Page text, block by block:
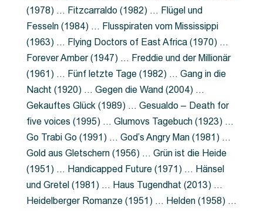
(1978) … Fitzcarraldo (1982) … Flügel und
Fesseln (1984) … Flusspiraten vom Mississippi
(1963) … Flying Doctors of East Africa (1970) …
Forever Amber (1947) … Freddie und der Millionär
(1961) … Fünf letzte Tage (1982) … Gang in die
Nacht (1920) … Gegen die Wand (2004) …
Gekauftes Glück (1989) … Gesualdo – Death for
five voices (1995) … Glumovs Tagebuch (1923) …
Go Trabi Go (1991) … God’s Angry Man (1981) …
Gold aus Gletschern (1956) … Grün ist die Heide
(1951) … Handicapped Future (1971) … Hänsel
und Gretel (1981) … Haus Tugendhat (2013) …
Heidelberger Romanze (1951) … Helden (1958) …